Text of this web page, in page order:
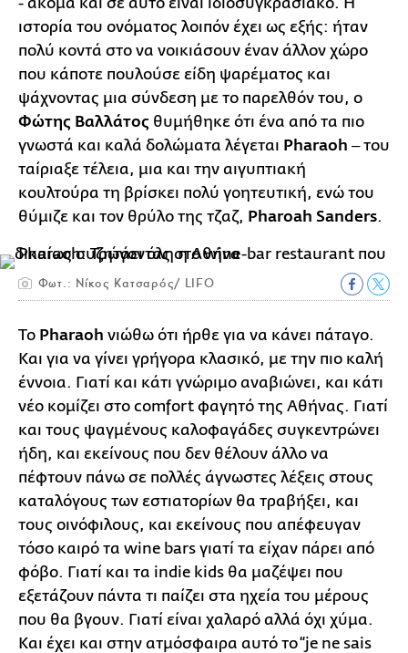
ιστορία του ονόματος λοιπόν έχει ως εξής: ήταν
πολύ κοντά στο να νοικιάσουν έναν άλλον χώρο
που κάποτε πουλούσε είδη ψαρέματος και
ψάχνοντας μια σύνδεση με το παρελθόν του, ο
Φώτης Βαλλάτος θυμήθηκε ότι ένα από τα πιο
γνωστά και καλά δολώματα λέγεται Pharaoh ‒ του
ταίριαξε τέλεια, μια και την αιγυπτιακή
κουλτούρα τη βρίσκει πολύ γοητευτική, ενώ του
θύμιζε και τον θρύλο της τζαζ, Pharoah Sanders.
Φωτ.: Νίκος Κατσαρός/ LIFO
To Pharaoh νιώθω ότι ήρθε για να κάνει πάταγο.
Και για να γίνει γρήγορα κλασικό, με την πιο καλή
έννοια. Γιατί και κάτι γνώριμο αναβιώνει, και κάτι
νέο κομίζει στο comfort φαγητό της Αθήνας. Γιατί
και τους ψαγμένους καλοφαγάδες συγκεντρώνει
ήδη, και εκείνους που δεν θέλουν άλλο να
πέφτουν πάνω σε πολλές άγνωστες λέξεις στους
καταλόγους των εστιατορίων θα τραβήξει, και
τους οινόφιλους, και εκείνους που απέφευγαν
τόσο καιρό τα wine bars γιατί τα είχαν πάρει από
φόβο. Γιατί και τα indie kids θα μαζέψει που
εξετάζουν πάντα τι παίζει στα ηχεία του μέρους
που θα βγουν. Γιατί είναι χαλαρό αλλά όχι χύμα.
Και έχει και στην ατμόσφαιρα αυτό το “je ne sais